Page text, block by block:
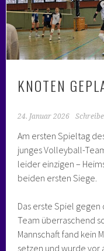
KNOTEN
24. Januar 2026
Am ersten Spieltag
junges Volleyball-
leider einzigen –
beiden ersten Siege.
Das erste Spiel gegen
Team überraschend
Mannschaft fand kein
setzen und wurde vor